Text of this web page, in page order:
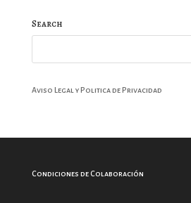
Search
Aviso Legal y Politica de Privacidad
Condiciones de Colaboración